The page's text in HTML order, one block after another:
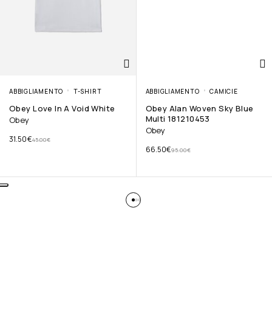
ABBIGLIAMENTO T-SHIRT
Obey Love In A Void White
Obey
45.00€
31.50€
ABBIGLIAMENTO CAMICIE
Obey Alan Woven Sky Blue
Multi 181210453
Obey
95.00€
66.50€